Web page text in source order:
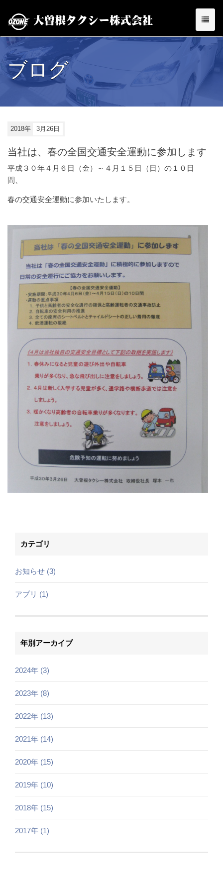
ブログ
2018年 3月26日
当社は、春の全国交通安全運動に参加します
平成３０年４月６日（金）～４月１５日（日）の１０日
間、
春の交通安全運動に参加いたします。
カテゴリ
お知らせ (3)
アプリ (1)
年別アーカイブ
2024年 (3)
2023年 (8)
2022年 (13)
2021年 (14)
2020年 (15)
2019年 (10)
2018年 (15)
2017年 (1)